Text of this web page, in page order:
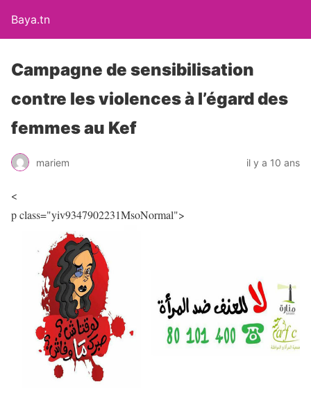
Baya.tn
Campagne de sensibilisation
contre les violences à l’égard des
femmes au Kef
mariem il y a 10 ans
<
p class="yiv9347902231MsoNormal">